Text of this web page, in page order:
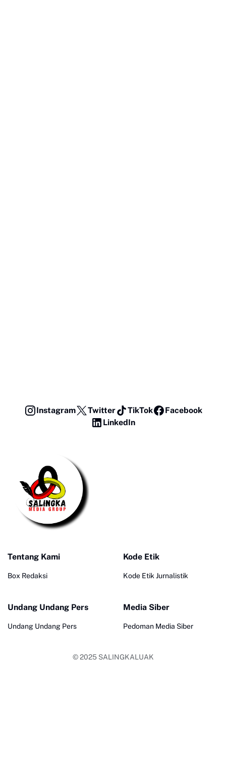
Instagram Twitter TikTok
Facebook
LinkedIn
Tentang Kami
Box Redaksi
Kode Etik
Kode Etik Jurnalistik
Undang Undang Pers
Undang Undang Pers
Media Siber
Pedoman Media Siber
© 2025 SALINGKALUAK